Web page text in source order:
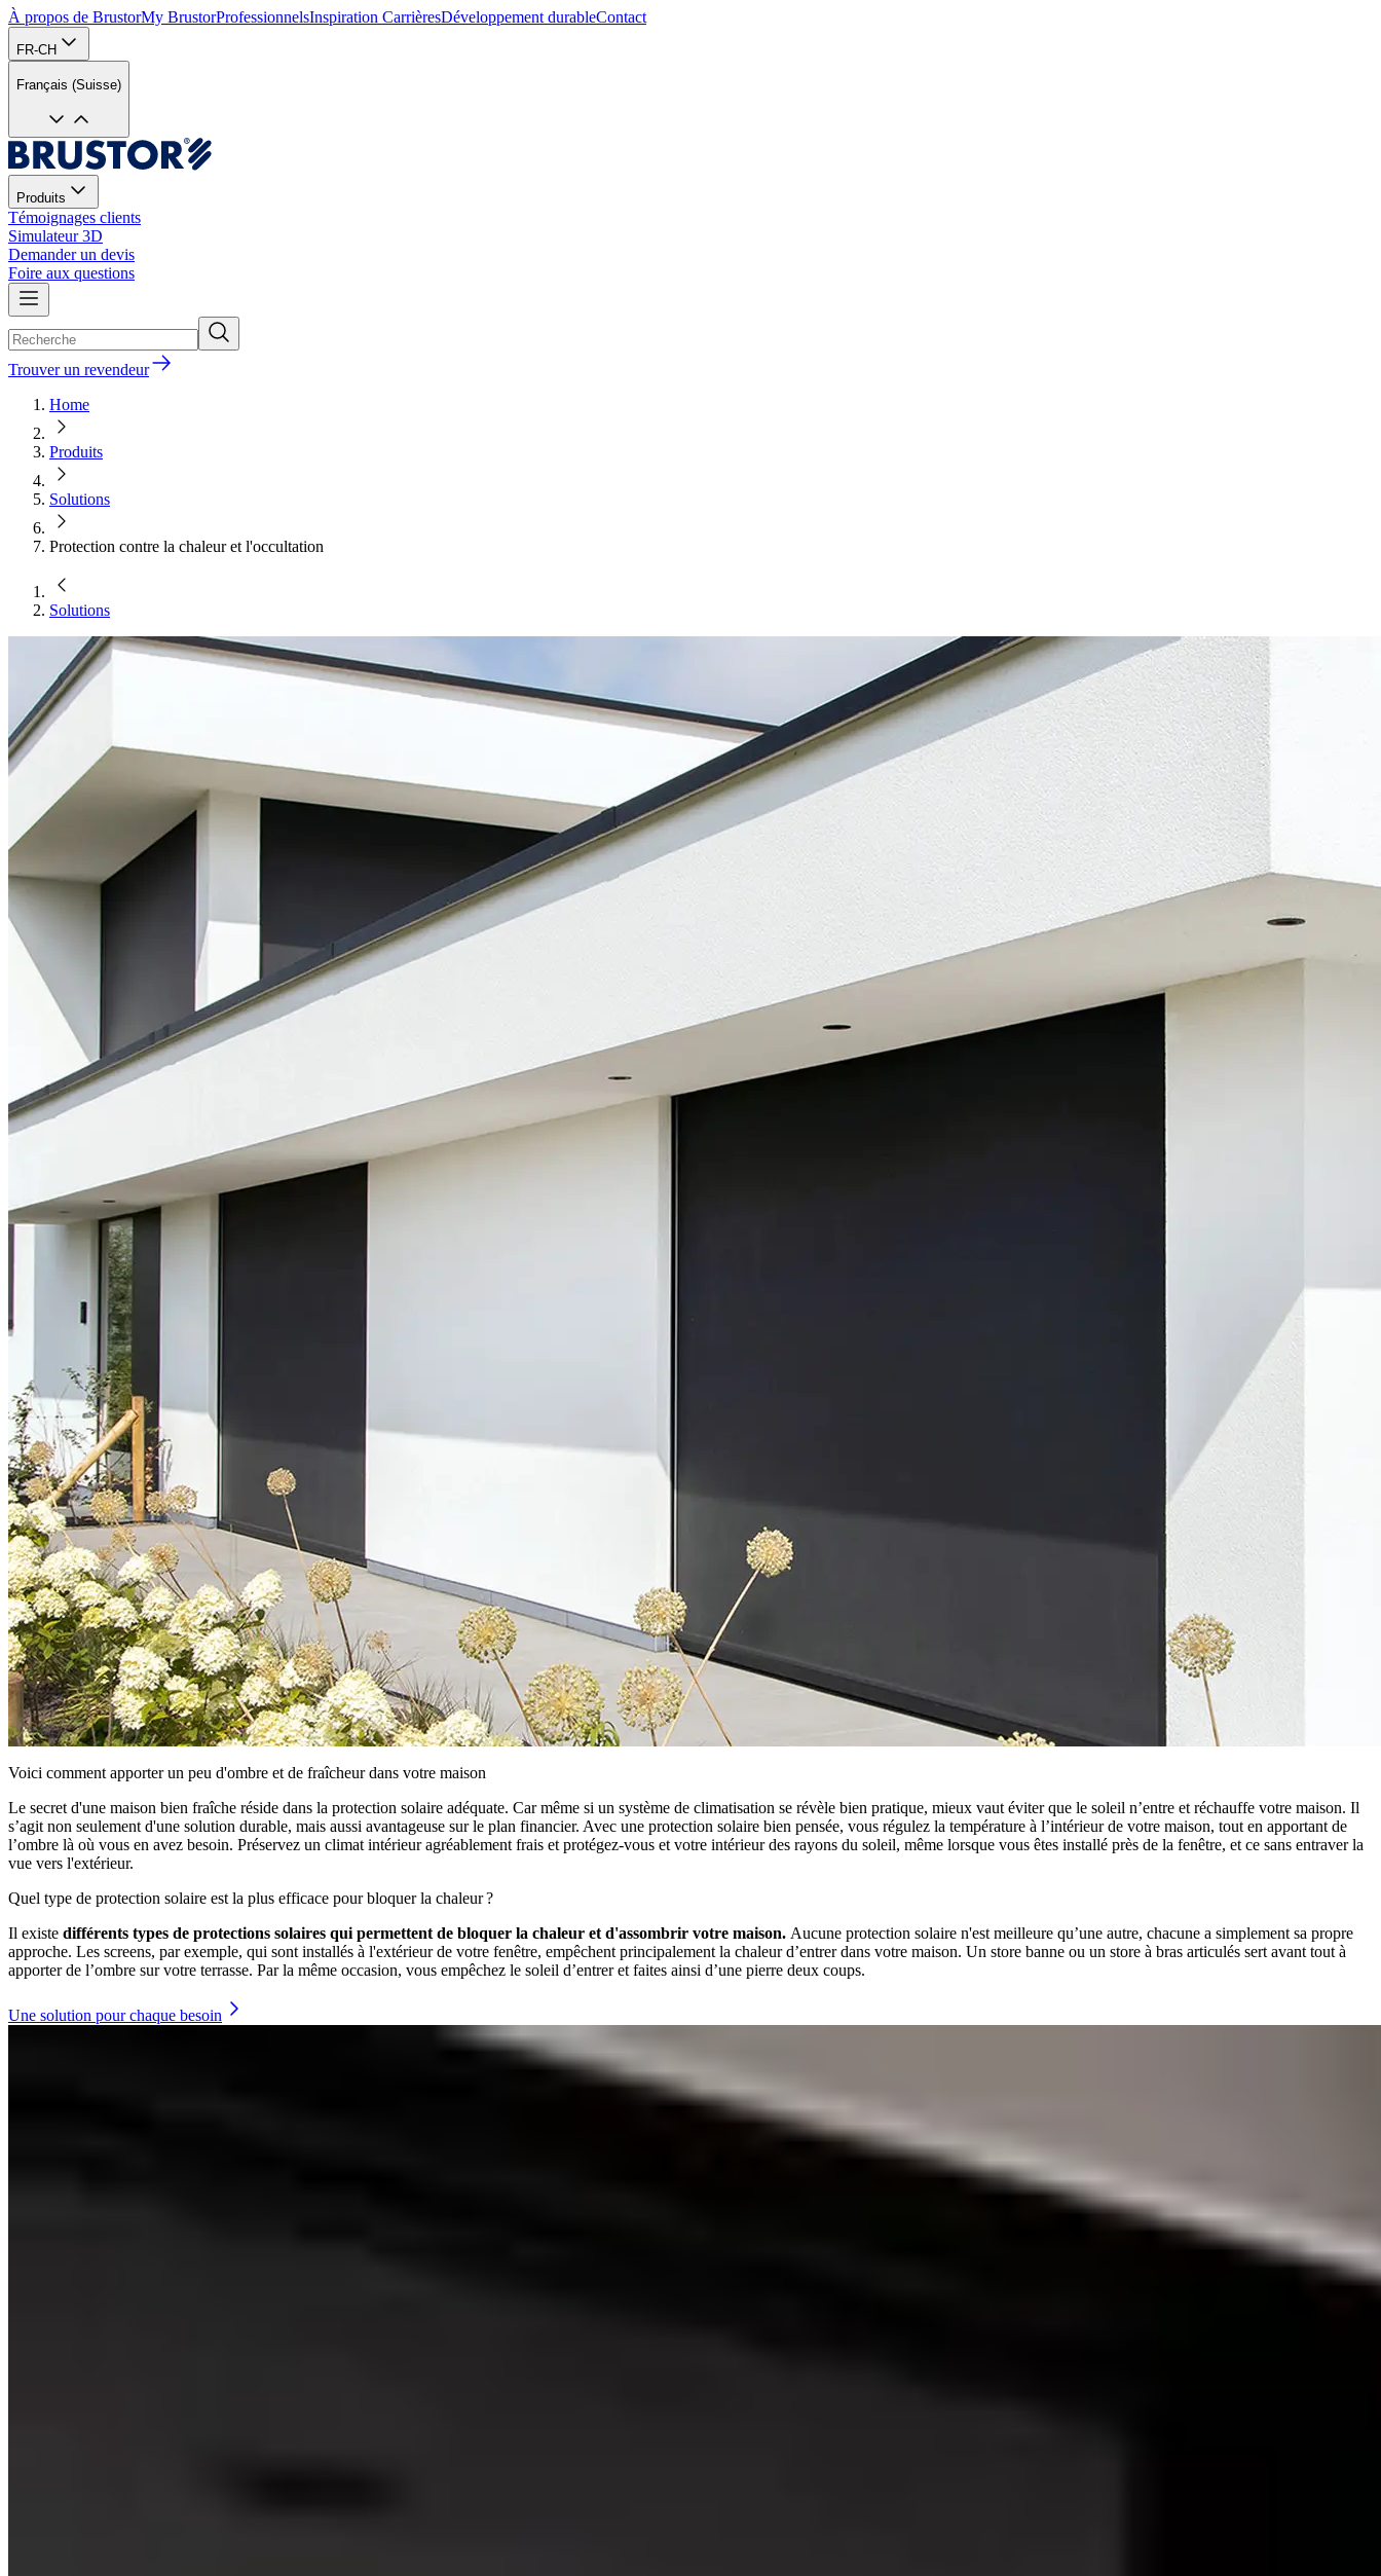
À propos de BrustorMy BrustorProfessionnelsInspiration CarrièresDéveloppement durableContact
FR-CH
Français (Suisse)
Produits
Témoignages clients
Simulateur 3D
Demander un devis
Foire aux questions
Trouver un revendeur
Home
Produits
Solutions
Protection contre la chaleur et l'occultation
Solutions
Voici comment apporter un peu d'ombre et de fraîcheur dans votre maison
Le secret d'une maison bien fraîche réside dans la protection solaire adéquate. Car même si un système de climatisation se révèle bien pratique, mieux vaut éviter que le soleil n’entre et réchauffe votre maison. Il
s’agit non seulement d'une solution durable, mais aussi avantageuse sur le plan financier. Avec une protection solaire bien pensée, vous régulez la température à l’intérieur de votre maison, tout en apportant de
l’ombre là où vous en avez besoin. Préservez un climat intérieur agréablement frais et protégez-vous et votre intérieur des rayons du soleil, même lorsque vous êtes installé près de la fenêtre, et ce sans entraver la
vue vers l'extérieur.
Quel type de protection solaire est la plus efficace pour bloquer la chaleur ?
Il existe différents types de protections solaires qui permettent de bloquer la chaleur et d'assombrir votre maison. Aucune protection solaire n'est meilleure qu’une autre, chacune a simplement sa propre
approche. Les screens, par exemple, qui sont installés à l'extérieur de votre fenêtre, empêchent principalement la chaleur d’entrer dans votre maison. Un store banne ou un store à bras articulés sert avant tout à
apporter de l’ombre sur votre terrasse. Par la même occasion, vous empêchez le soleil d’entrer et faites ainsi d’une pierre deux coups.
Une solution pour chaque besoin